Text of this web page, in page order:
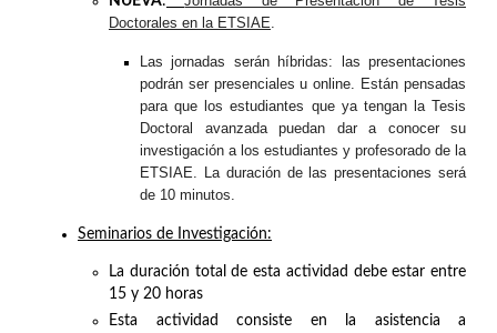
Doctorales en la ETSIAE.
Las jornadas serán híbridas: las presentaciones
podrán ser presenciales u online. Están pensadas
para que los estudiantes que ya tengan la Tesis
Doctoral avanzada puedan dar a conocer su
investigación a los estudiantes y profesorado de la
ETSIAE. La duración de las presentaciones será
de 10 minutos.
Seminarios de Investigación:
La duración total de esta actividad debe estar entre
15 y 20 horas
Esta actividad consiste en la asistencia a